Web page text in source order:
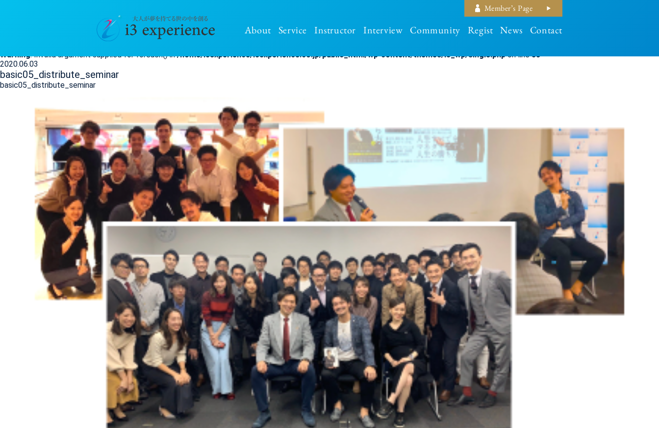
About Service Instructor Interview Community Regist News Contact
Member’s Page
basic05_distribute_seminar
Warning: Invalid argument supplied for foreach() in/home/i3experience/i3experience.co.jp/public_html/wp-content/themes/i3_wp/single.phpon line33
2020.06.03
basic05_distribute_seminar
basic05_distribute_seminar